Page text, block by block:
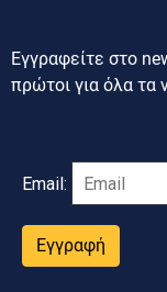
Εγγραφείτε στο
πρώτοι για όλα τα
Email:
Εγγραφή